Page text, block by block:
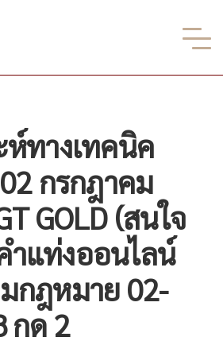
ห์ทางเทคนิค
กรกฎาคม
GOLD (สนใจ
ำแท่งออนไลน์
กฎหมาย 02-
กด 2